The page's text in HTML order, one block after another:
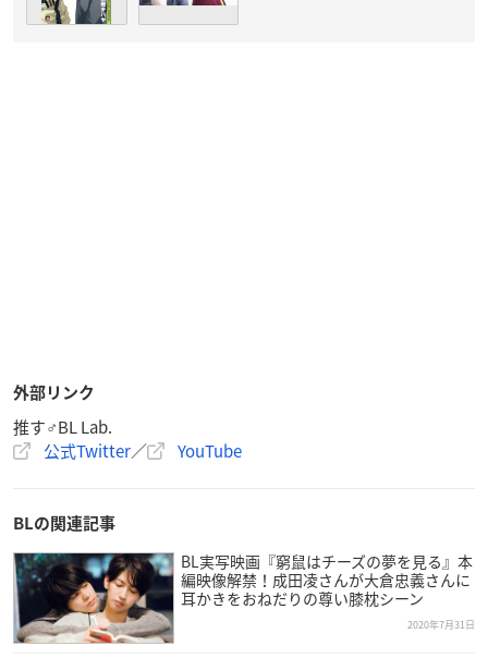
外部リンク
推す♂BL Lab.
公式Twitter／ YouTube
BLの関連記事
BL実写映画『窮鼠はチーズの夢を見る』本
編映像解禁！成田凌さんが大倉忠義さんに
耳かきをおねだりの尊い膝枕シーン
2020年7月31日